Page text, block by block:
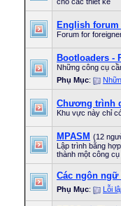
English forum
Forum for
Bootloaders -
Những công cụ
Phụ Mục:
Chương trình
Khu vực này chỉ
MPASM (12
Lập trình bằng
thành một công cụ
Các ngôn ngữ
Phụ Mục: Lỗi